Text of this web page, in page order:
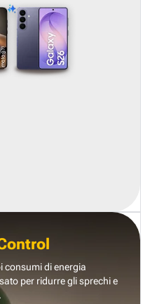
consumi di energia
per ridurre gli sprechi e